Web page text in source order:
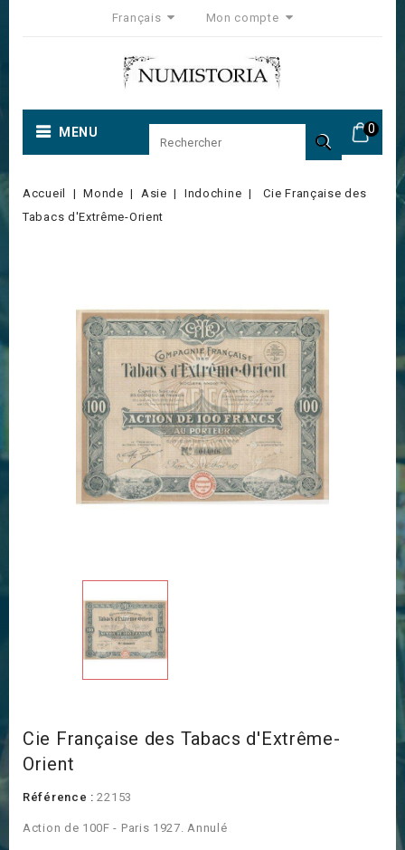
Français Mon compte
0
MENU 
Accueil Monde Asie Indochine
Cie Française des
Tabacs d'Extrême-Orient
Cie Française des Tabacs d'Extrême-
Orient
Référence : 22153
Action de 100F - Paris 1927. Annulé